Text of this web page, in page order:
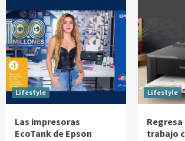
Lifestyle
Las impresoras
EcoTank de Epson
Lifestyle
Regresa
trabajo